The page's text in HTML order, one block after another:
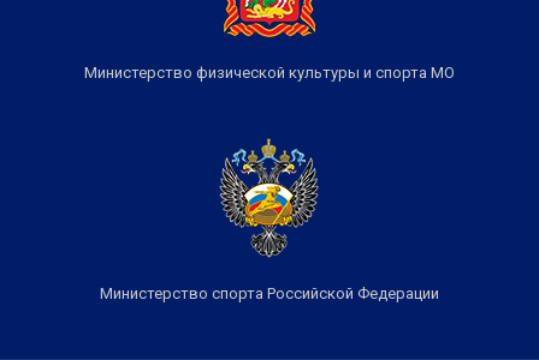
Министерство физической культуры и спорта МО
Министерство спорта Российской Федерации